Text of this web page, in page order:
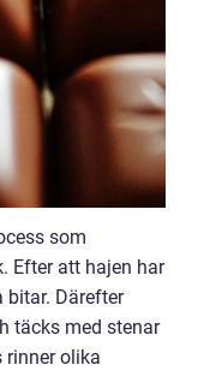
som
Efter att hajen har
bitar. Därefter
täcks med stenar
rinner olika